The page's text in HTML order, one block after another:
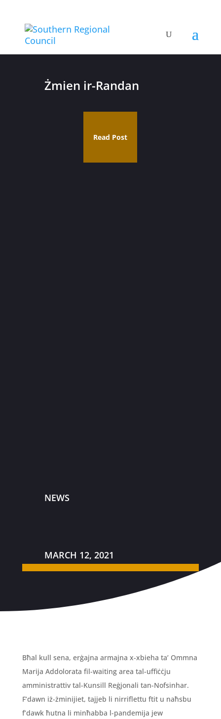
Żmien ir-Randan
Read Post
NEWS
MARCH 12, 2021
Bħal kull sena, erġajna armajna x-xbieha ta’ Ommna
Marija Addolorata fil-waiting area tal-uffiċċju
amministrattiv tal-Kunsill Reġjonali tan-Nofsinhar.
F’dawn iż-żminijiet, tajjeb li nirriflettu ftit u naħsbu
f’dawk ħutna li minħabba l-pandemija jew